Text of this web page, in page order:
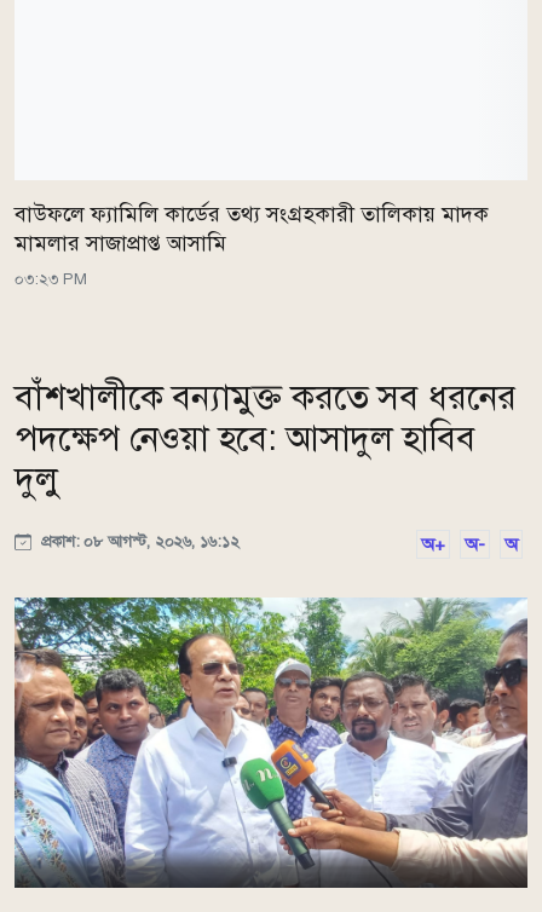
বাউফলে ফ্যামিলি কার্ডের তথ্য সংগ্রহকারী তালিকায় মাদক
মামলার সাজাপ্রাপ্ত আসামি
০৩:২৩ PM
বাঁশখালীকে বন্যামুক্ত করতে সব ধরনের
পদক্ষেপ নেওয়া হবে: আসাদুল হাবিব
দুলু
প্রকাশ: ০৮ আগস্ট, ২০২৬, ১৬:১২ অ+ অ- অ